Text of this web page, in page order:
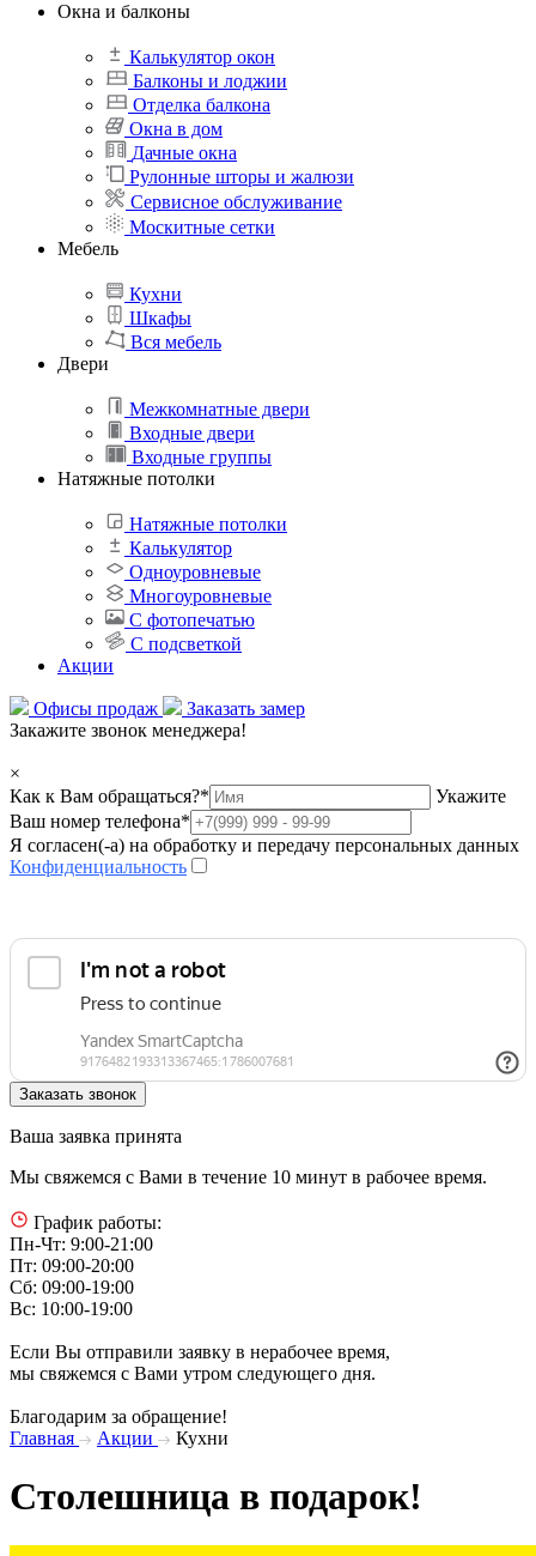
Окна и балконы
Калькулятор окон
Балконы и лоджии
Отделка балкона
Окна в дом
Дачные окна
Рулонные шторы и жалюзи
Сервисное обслуживание
Москитные сетки
Мебель
Кухни
Шкафы
Вся мебель
Двери
Межкомнатные двери
Входные двери
Входные группы
Натяжные потолки
Натяжные потолки
Калькулятор
Одноуровневые
Многоуровневые
С фотопечатью
С подсветкой
Акции
Офисы продаж
Заказать замер
Закажите звонок менеджера!
×
Как к Вам обращаться?*
Укажите
Ваш номер телефона*
Я согласен(-а) на обработку и передачу персональных данных
Конфиденциальность
Ваша заявка принята
Мы свяжемся с Вами в течение 10 минут в рабочее время.
График работы:
Пн-Чт: 9:00-21:00
Пт: 09:00-20:00
Сб: 09:00-19:00
Вс: 10:00-19:00
Если Вы отправили заявку в нерабочее время,
мы свяжемся с Вами утром следующего дня.
Благодарим за обращение!
Главная
Акции Кухни
Столешница в подарок!